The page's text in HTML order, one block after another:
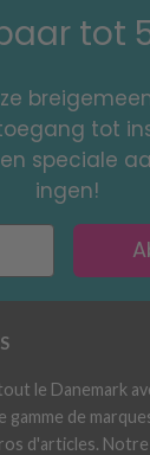
tot
tot
speciale
ingen!
le Danemark
gamme de
d'articles.